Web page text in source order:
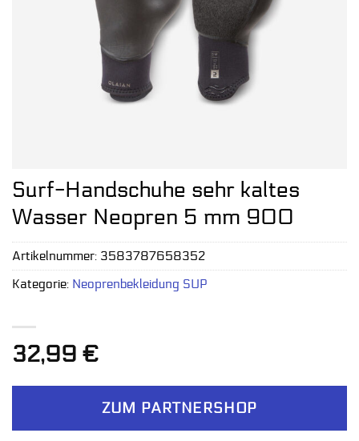
Surf-Handschuhe sehr kaltes
Wasser Neopren 5 mm 900
32,99 €
ZUM PARTNERSHOP
Artikelnummer: 3583787658352
Kategorie: Neoprenbekleidung SUP